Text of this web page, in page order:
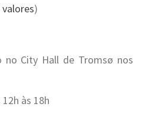
)
City Hall de Tromsø nos
às 18h